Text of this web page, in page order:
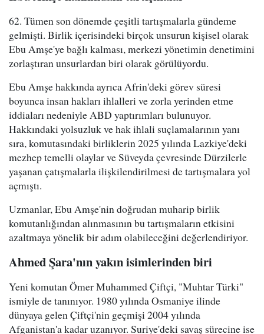
62. Tümen son dönemde çeşitli tartışmalarla gündeme
gelmişti. Birlik içerisindeki birçok unsurun kişisel olarak
Ebu Amşe'ye bağlı kalması, merkezi yönetimin denetimini
zorlaştıran unsurlardan biri olarak görülüyordu.
Ebu Amşe hakkında ayrıca Afrin'deki görev süresi
boyunca insan hakları ihlalleri ve zorla yerinden etme
iddiaları nedeniyle ABD yaptırımları bulunuyor.
Hakkındaki yolsuzluk ve hak ihlali suçlamalarının yanı
sıra, komutasındaki birliklerin 2025 yılında Lazkiye'deki
mezhep temelli olaylar ve Süveyda çevresinde Dürzilerle
yaşanan çatışmalarla ilişkilendirilmesi de tartışmalara yol
açmıştı.
Uzmanlar, Ebu Amşe'nin doğrudan muharip birlik
komutanlığından alınmasının bu tartışmaların etkisini
azaltmaya yönelik bir adım olabileceğini değerlendiriyor.
Ahmed Şara'nın yakın isimlerinden biri
Yeni komutan Ömer Muhammed Çiftçi, "Muhtar Türki"
ismiyle de tanınıyor. 1980 yılında Osmaniye ilinde
dünyaya gelen Çiftçi'nin geçmişi 2004 yılında
Afganistan'a kadar uzanıyor. Suriye'deki savaş sürecine ise